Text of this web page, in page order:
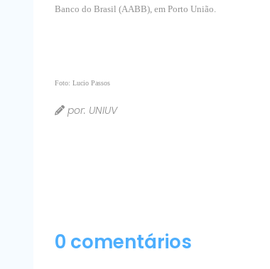
Banco do Brasil (AABB), em Porto União.
Foto: Lucio Passos
por: UNIUV
0 comentários